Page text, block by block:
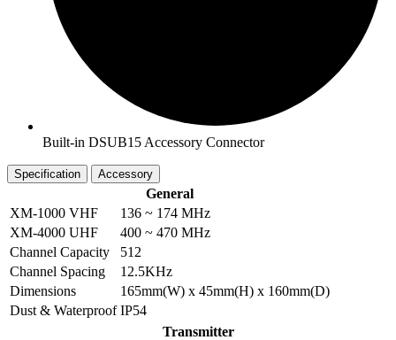
Built-in DSUB15 Accessory Connector
Specification Accessory
General
XM-1000 VHF
136 ~ 174 MHz
XM-4000 UHF
400 ~ 470 MHz
Channel Capacity
512
Channel Spacing
12.5KHz
Dimensions
165mm(W) x 45mm(H) x 160mm(D)
Dust & Waterproof IP54
Transmitter